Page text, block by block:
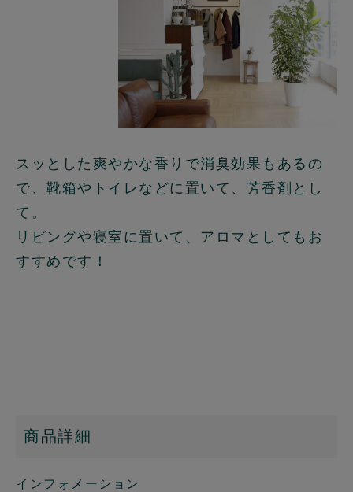
スッとした爽やかな香りで消臭効果もあるの
で、靴箱やトイレなどに置いて、芳香剤とし
て。
リビングや寝室に置いて、アロマとしてもお
すすめです！
商品詳細
インフォメーション